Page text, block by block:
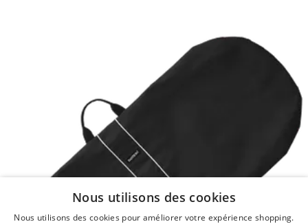
Nous utilisons des cookies
Nous utilisons des cookies pour améliorer votre expérience shopping.